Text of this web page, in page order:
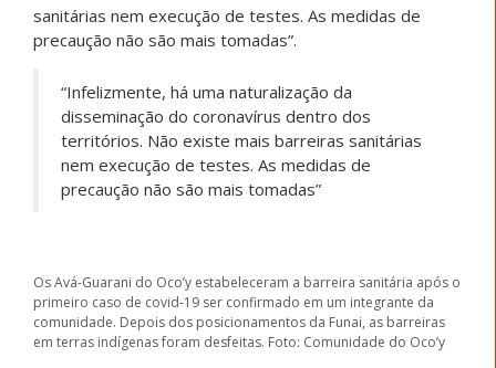
sanitárias nem execução de testes. As medidas de
precaução não são mais tomadas”.
“Infelizmente, há uma naturalização da
disseminação do coronavírus dentro dos
territórios. Não existe mais barreiras sanitárias
nem execução de testes. As medidas de
precaução não são mais tomadas”
Os Avá-Guarani do Oco’y estabeleceram a barreira sanitária após o
primeiro caso de covid-19 ser confirmado em um integrante da
comunidade. Depois dos posicionamentos da Funai, as barreiras
em terras indígenas foram desfeitas. Foto: Comunidade do Oco’y